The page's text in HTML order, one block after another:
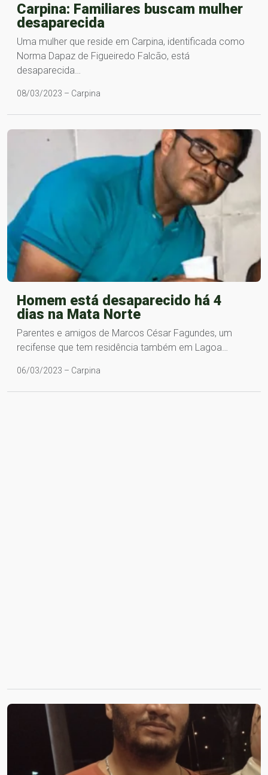
Carpina: Familiares buscam mulher
desaparecida
Uma mulher que reside em Carpina, identificada como
Norma Dapaz de Figueiredo Falcão, está
desaparecida…
08/03/2023 – Carpina
Homem está desaparecido há 4
dias na Mata Norte
Parentes e amigos de Marcos César Fagundes, um
recifense que tem residência também em Lagoa…
06/03/2023 – Carpina